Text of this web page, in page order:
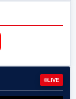
LIVE